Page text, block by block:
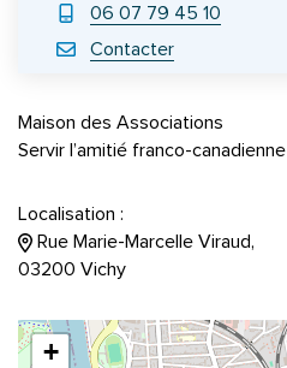
06 07 79 45 10
Contacter
Maison des Associations
Servir l’amitié franco-canadienne
Localisation :
Rue Marie-Marcelle Viraud,
03200 Vichy
+